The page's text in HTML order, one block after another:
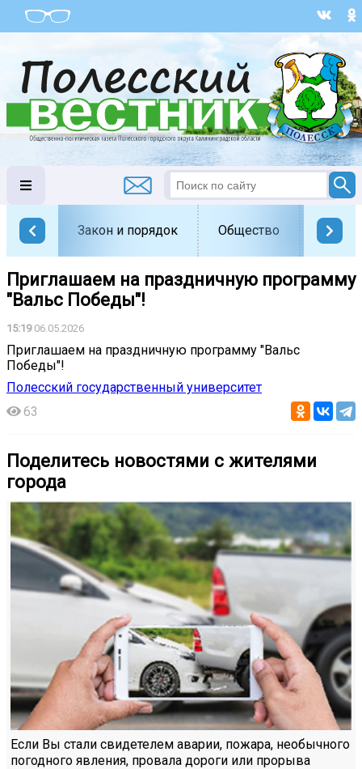
Закон и порядок Общество
Приглашаем на праздничную программу
"Вальс Победы"!
15:1906.05.2026
Приглашаем на праздничную программу "Вальс
Победы"!
Полесский государственный университет
63
Поделитесь новостями с жителями
города
Если Вы стали свидетелем аварии, пожара, необычного
погодного явления, провала дороги или прорыва